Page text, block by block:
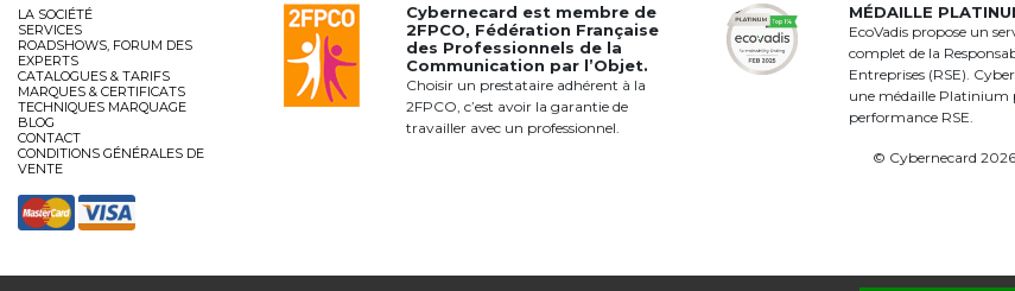
LA SOCIÉTÉ
SERVICES
ROADSHOWS, FORUM DES
EXPERTS
CATALOGUES & TARIFS
MARQUES & CERTIFICATS
TECHNIQUES MARQUAGE
BLOG
CONTACT
CONDITIONS GÉNÉRALES DE
VENTE
Cybernecard est membre de
2FPCO, Fédération Française
des Professionnels de la
Communication par l’Objet.
Choisir un prestataire adhérent à la
2FPCO, c’est avoir la garantie de
travailler avec un professionnel.
MÉDAILLE
EcoVadis propose un
complet de la
Entreprises (RSE).
une médaille Platinium
performance RSE.
© Cybernecard 2026.